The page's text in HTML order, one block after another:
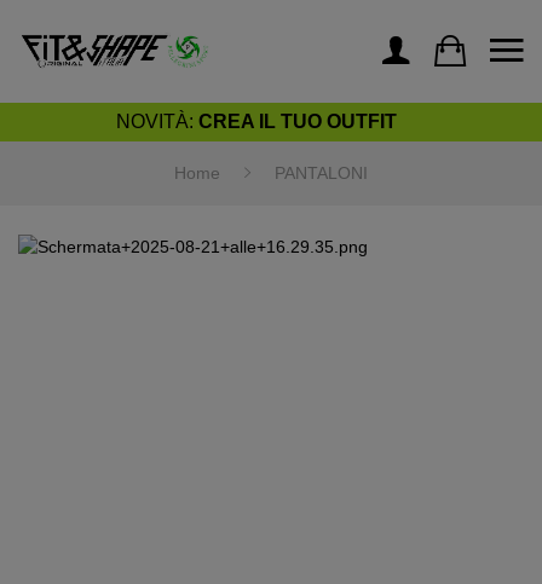
NOVITÀ: CREA IL TUO OUTFIT
Home PANTALONI